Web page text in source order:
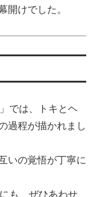
開けでした。
では、トキとヘ
過程が描かれまし
いの覚悟が丁寧に
も、ぜひあわせ